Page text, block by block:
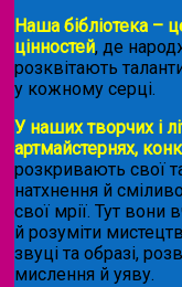
Наша бібліотека –
цінностей, де
розквітають
у кожному серці.
У наших творчих і
артмайстернях,
розкривають свої
натхнення й
свої мрії. Тут вони
й розуміти
звуці та образі,
мислення й уяву.